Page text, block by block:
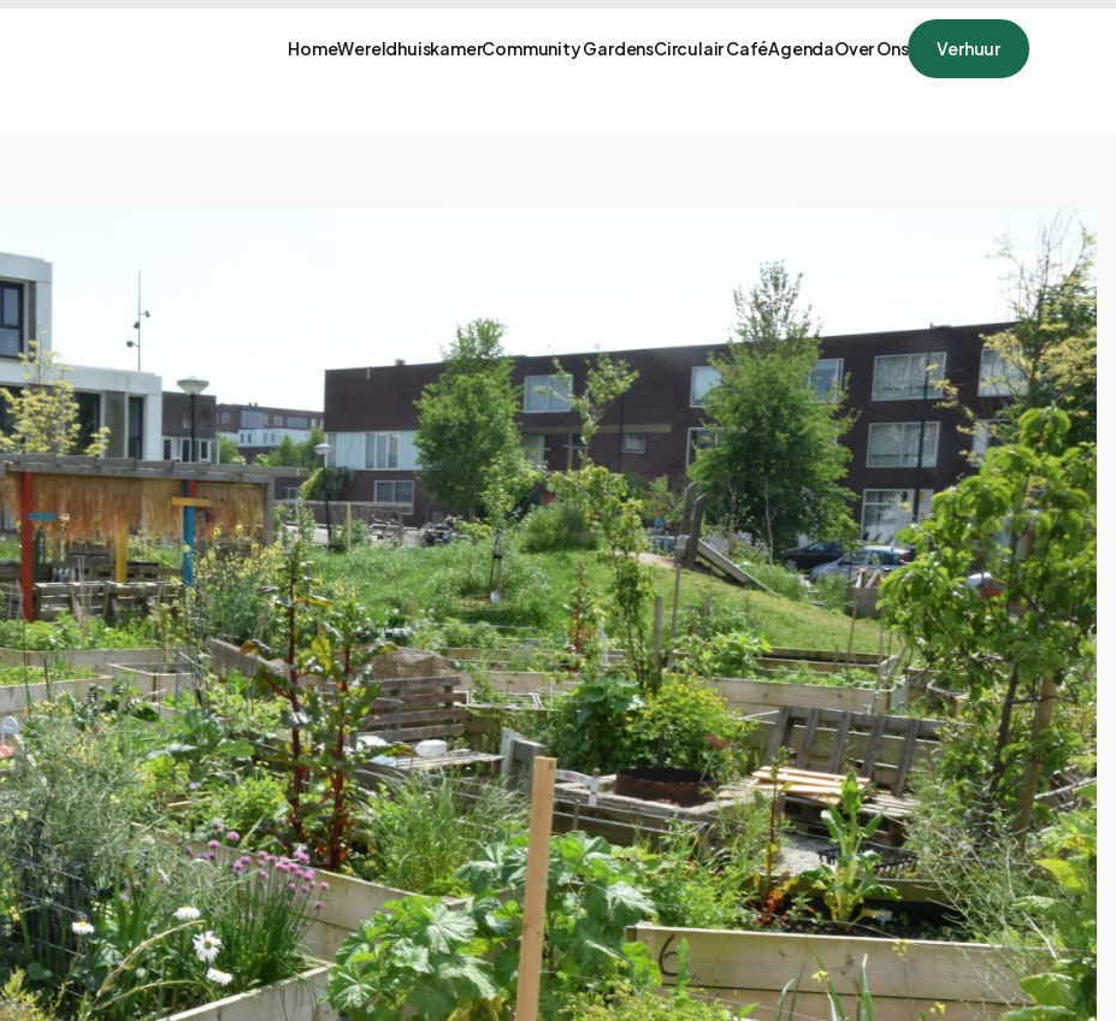
HomeWereldhuiskamerCommunity GardensCirculair CaféAgendaOver Ons Verhuur